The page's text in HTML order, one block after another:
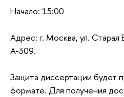
Начало: 15:00
Адрес: г. Москва, ул. Старая
А-309.
Защита диссертации будет
формате. Для получения